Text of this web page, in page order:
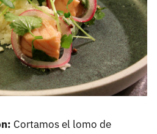
Cortamos el lomo de